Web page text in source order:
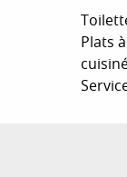
Plats